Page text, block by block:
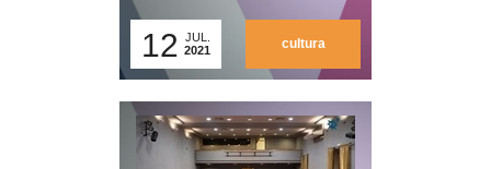
12 JUL.
2021
cultura